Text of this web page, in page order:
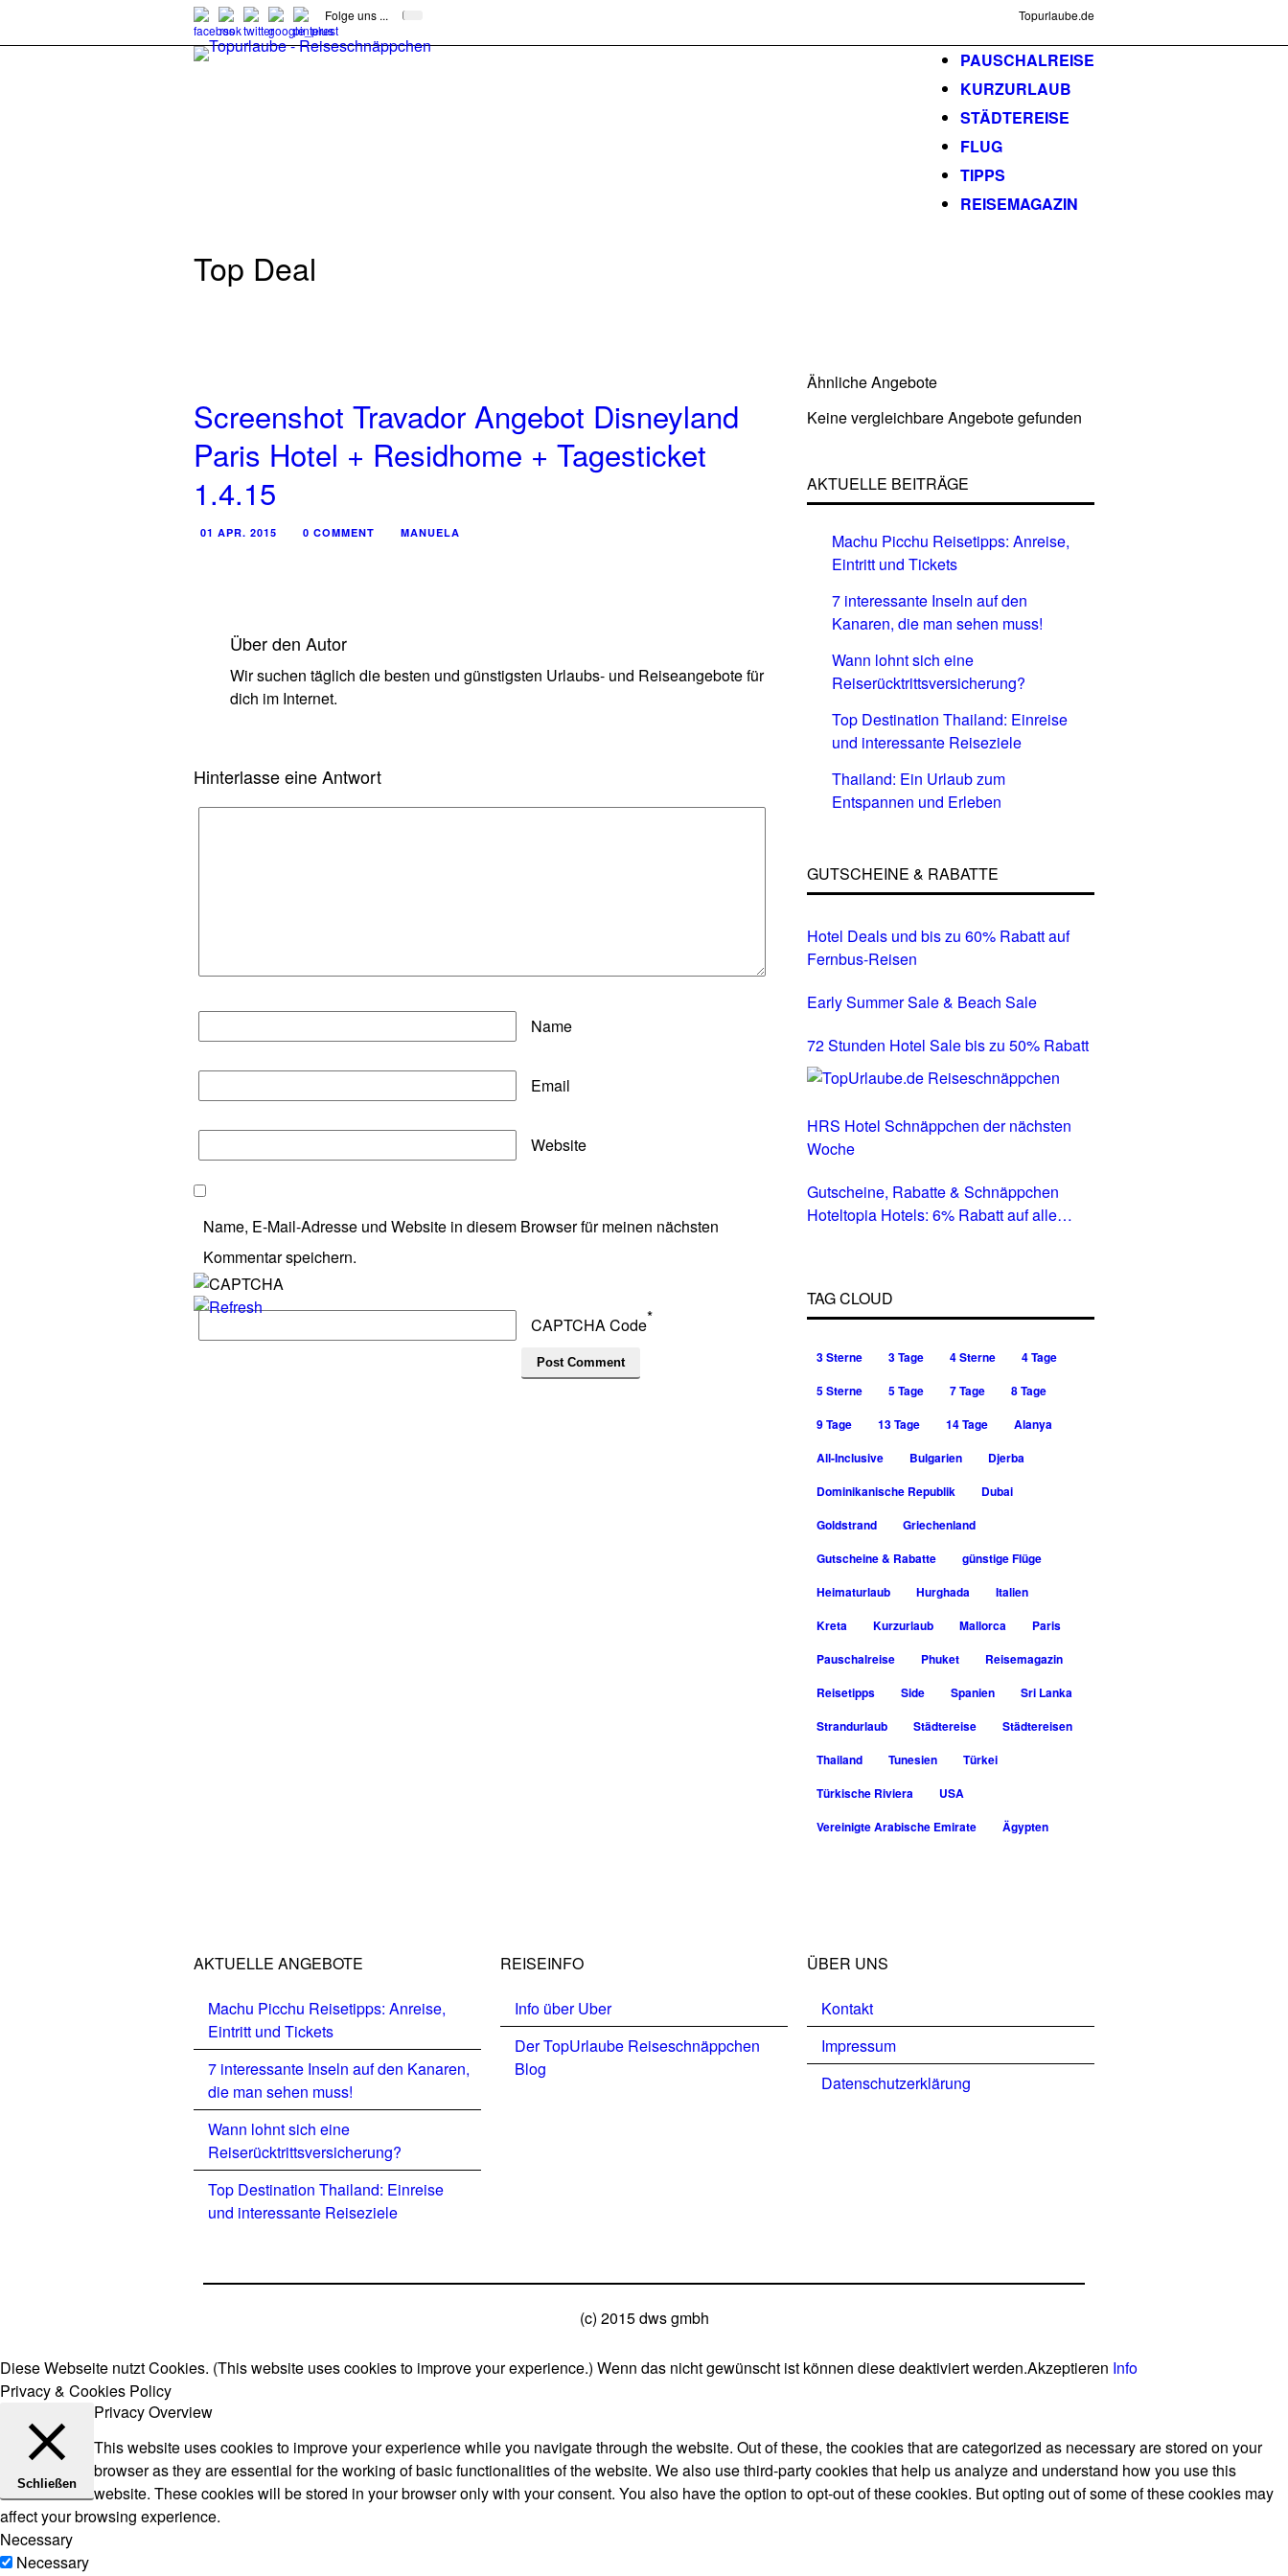
Folge uns ... Topurlaube.de
PAUSCHALREISE
KURZURLAUB
STÄDTEREISE
FLUG
TIPPS
REISEMAGAZIN
Top Deal
Screenshot Travador Angebot Disneyland
Paris Hotel + Residhome + Tagesticket
1.4.15
01 APR. 2015 0 COMMENT MANUELA
Über den Autor
Wir suchen täglich die besten und günstigsten Urlaubs- und Reiseangebote für
dich im Internet.
Hinterlasse eine Antwort
Name
Email
Website
Name, E-Mail-Adresse und Website in diesem Browser für meinen nächsten
Kommentar speichern.
CAPTCHA Code*
Ähnliche Angebote
Keine vergleichbare Angebote gefunden
AKTUELLE BEITRÄGE
Machu Picchu Reisetipps: Anreise,
Eintritt und Tickets
7 interessante Inseln auf den
Kanaren, die man sehen muss!
Wann lohnt sich eine
Reiserücktrittsversicherung?
Top Destination Thailand: Einreise
und interessante Reiseziele
Thailand: Ein Urlaub zum
Entspannen und Erleben
GUTSCHEINE & RABATTE
Hotel Deals und bis zu 60% Rabatt auf
Fernbus-Reisen
Early Summer Sale & Beach Sale
72 Stunden Hotel Sale bis zu 50% Rabatt
HRS Hotel Schnäppchen der nächsten
Woche
Gutscheine, Rabatte & Schnäppchen
Hoteltopia Hotels: 6% Rabatt auf alle
TAG CLOUD
3 Sterne 3 Tage 4 Sterne
4 Tage
5 Sterne
5 Tage 7 Tage
8 Tage
9 Tage
13 Tage 14 Tage
Alanya
All-Inclusive
Bulgarien
Djerba
Dominikanische Republik
Dubai
Goldstrand
Griechenland
Gutscheine & Rabatte
günstige Flüge
Heimaturlaub
Hurghada
Italien
Kreta
Kurzurlaub Mallorca
Paris
Pauschalreise
Phuket
Reisemagazin
Reisetipps
Side Spanien
Sri Lanka
Strandurlaub
Städtereise
Städtereisen
Thailand
Tunesien
Türkei
Türkische Riviera
USA
Vereinigte Arabische Emirate
Ägypten
AKTUELLE ANGEBOTE
Machu Picchu Reisetipps: Anreise,
Eintritt und Tickets
7 interessante Inseln auf den Kanaren,
die man sehen muss!
Wann lohnt sich eine
Reiserücktrittsversicherung?
Top Destination Thailand: Einreise
und interessante Reiseziele
REISEINFO
Info über Uber
Der TopUrlaube Reiseschnäppchen
Blog
ÜBER UNS
Kontakt
Impressum
Datenschutzerklärung
(c) 2015 dws gmbh
Diese Webseite nutzt Cookies. (This website uses cookies to improve your experience.) Wenn das nicht gewünscht ist können diese deaktiviert werden.Akzeptieren Info
Privacy & Cookies Policy
Schließen
Privacy Overview
This website uses cookies to improve your experience while you navigate through the website. Out of these, the cookies that are categorized as necessary are stored on your
browser as they are essential for the working of basic functionalities of the website. We also use third-party cookies that help us analyze and understand how you use this
website. These cookies will be stored in your browser only with your consent. You also have the option to opt-out of these cookies. But opting out of some of these cookies may
affect your browsing experience.
Necessary
Necessary